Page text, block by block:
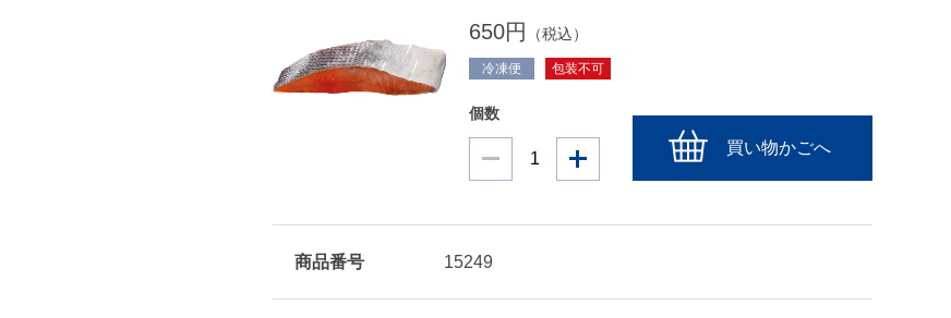
650円 （税込）
冷凍便 包装不可
個数
買い物かごへ
商品番号 15249